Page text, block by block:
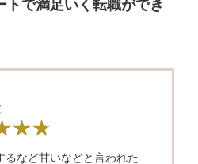
で満足いく転職ができ
るなど甘いなどと言われた